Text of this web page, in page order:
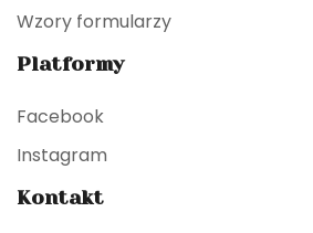
Wzory formularzy
Platformy
Facebook
Instagram
Kontakt